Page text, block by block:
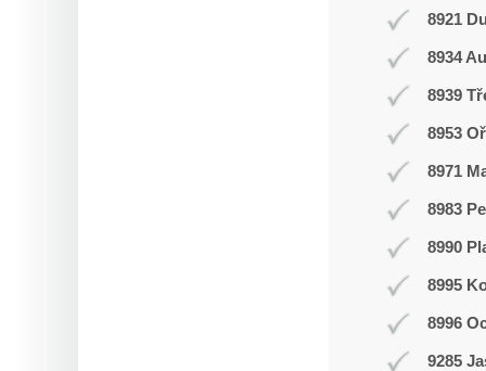
8921
8934
8939
8953
8971
8983
8990
8995
8996
9285